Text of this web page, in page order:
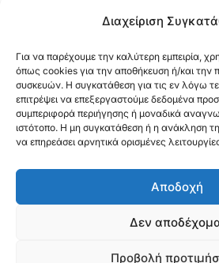
Διαχείριση
Για να παρέχουμε την καλύτερη εμπειρία,
όπως cookies για την αποθήκευση ή/και την
συσκευών. Η συγκατάθεση για τις εν λόγω
επιτρέψει να επεξεργαστούμε δεδομένα
συμπεριφορά περιήγησης ή μοναδικά
ιστότοπο. Η μη συγκατάθεση ή η ανάκληση
να επηρεάσει αρνητικά ορισμένες
Αποδοχή
Δεν
Προβολή
Loveis.gr
ModernaGynaika.gr
OikonomiaPlus.gr
Oikotropia.gr
© 2025Orama Group(Orama Group
Ελλάδα |